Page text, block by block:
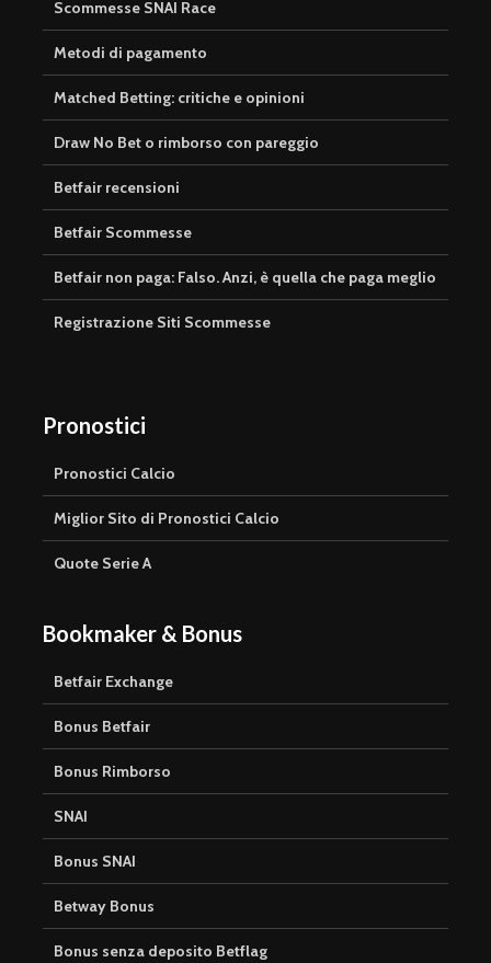
Scommesse SNAI Race
Metodi di pagamento
Matched Betting: critiche e opinioni
Draw No Bet o rimborso con pareggio
Betfair recensioni
Betfair Scommesse
Betfair non paga: Falso. Anzi, è quella che paga meglio
Registrazione Siti Scommesse
Pronostici
Pronostici Calcio
Miglior Sito di Pronostici Calcio
Quote Serie A
Bookmaker & Bonus
Betfair Exchange
Bonus Betfair
Bonus Rimborso
SNAI
Bonus SNAI
Betway Bonus
Bonus senza deposito Betflag